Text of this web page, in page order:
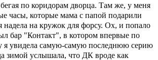
по коридорам дворца. Там же, у меня
часы, которые мама с папой подарили
надела на кружок для форсу. Ох, и попало
бар "Контакт", в котором впервые по
я увидела самую-самую последнюю серию
зимой услышала, что ДК вроде как